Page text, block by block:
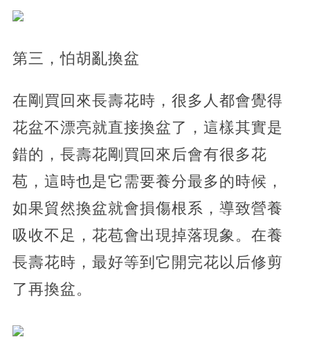
第三，怕胡亂換盆
在剛買回來長壽花時，很多人都會覺得
花盆不漂亮就直接換盆了，這樣其實是
錯的，長壽花剛買回來后會有很多花
苞，這時也是它需要養分最多的時候，
如果貿然換盆就會損傷根系，導致營養
吸收不足，花苞會出現掉落現象。在養
長壽花時，最好等到它開完花以后修剪
了再換盆。